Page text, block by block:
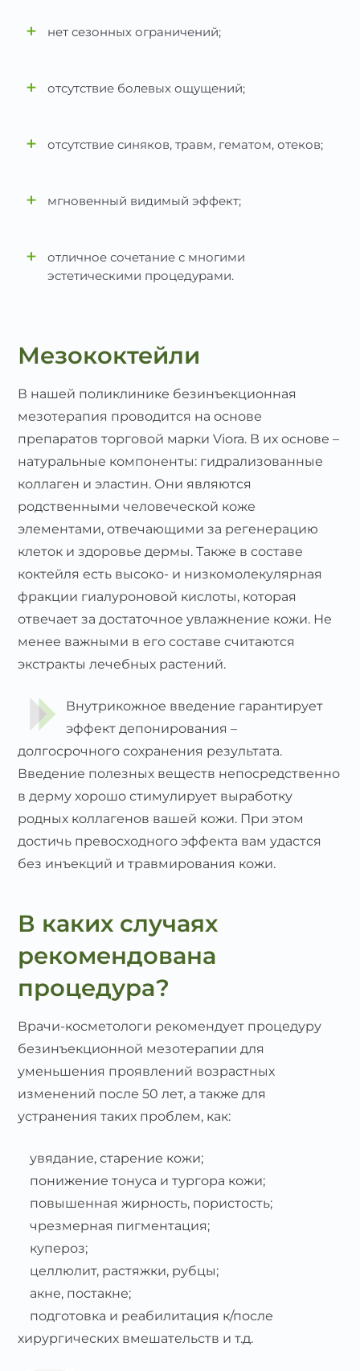
+ нет сезонных ограничений;
+ отсутствие болевых ощущений;
+ отсутствие синяков, травм, гематом, отеков;
+ мгновенный видимый эффект;
+
отличное сочетание с многими
эстетическими процедурами.
Мезококтейли
В нашей поликлинике безинъекционная
мезотерапия проводится на основе
препаратов торговой марки Viora. В их основе –
натуральные компоненты: гидрализованные
коллаген и эластин. Они являются
родственными человеческой коже
элементами, отвечающими за регенерацию
клеток и здоровье дермы. Также в составе
коктейля есть высоко- и низкомолекулярная
фракции гиалуроновой кислоты, которая
отвечает за достаточное увлажнение кожи. Не
менее важными в его составе считаются
экстракты лечебных растений.
Внутрикожное введение гарантирует
эффект депонирования –
долгосрочного сохранения результата.
Введение полезных веществ непосредственно
в дерму хорошо стимулирует выработку
родных коллагенов вашей кожи. При этом
достичь превосходного эффекта вам удастся
без инъекций и травмирования кожи.
В каких случаях
рекомендована
процедура?
Врачи-косметологи рекомендует процедуру
безинъекционной мезотерапии для
уменьшения проявлений возрастных
изменений после 50 лет, а также для
устранения таких проблем, как:
увядание, старение кожи;
понижение тонуса и тургора кожи;
повышенная жирность, пористость;
чрезмерная пигментация;
купероз;
целлюлит, растяжки, рубцы;
акне, постакне;
подготовка и реабилитация к/после
хирургических вмешательств и т.д.